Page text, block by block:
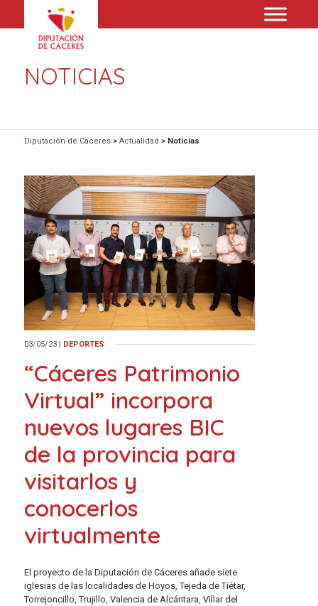
NOTICIAS
Diputación de Cáceres> Actualidad > Noticias
03/05/23 DEPORTES
“Cáceres Patrimonio
Virtual” incorpora
nuevos lugares BIC
de la provincia para
visitarlos y
conocerlos
virtualmente
El proyecto de la Diputación de Cáceres añade siete
iglesias de las localidades de Hoyos, Tejeda de Tiétar,
Torrejoncillo, Trujillo, Valencia de Alcántara, Villar del